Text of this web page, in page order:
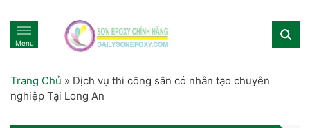
Menu
Trang Chủ » Dịch vụ thi công sân cỏ nhân tạo chuyên
nghiệp Tại Long An